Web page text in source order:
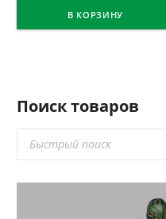
В КОРЗИНУ
Поиск товаров
товаров